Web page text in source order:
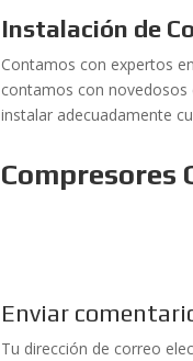
Instalación de
Contamos con expertos
contamos con novedosos
instalar adecuadamente
Compresores
Enviar
Tu dirección de correo